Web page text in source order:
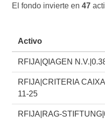
El fondo invierte en 47
Activo
RFIJA|QIAGEN
RFIJA|CRITERIA
11-25
RFIJA|RAG-